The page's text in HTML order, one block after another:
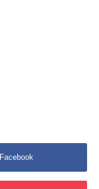
Facebook